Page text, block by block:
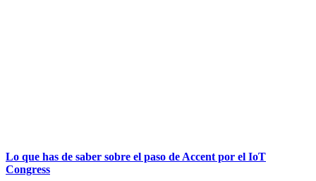
Lo que has de saber sobre el paso de Accent por el IoT
Congress